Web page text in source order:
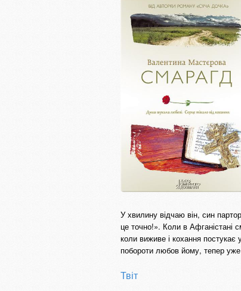
У хвилину відчаю він, син
це точно!». Коли в Афганістані
коли виживе і кохання
побороти любов йому, тепер
Твіт